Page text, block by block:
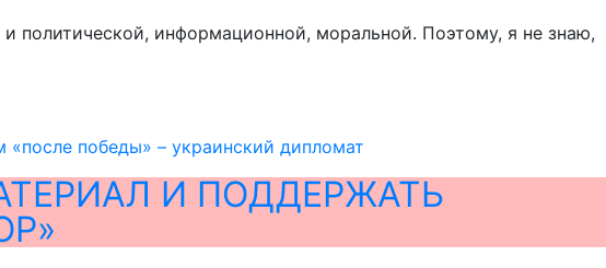
политической, информационной, моральной. Поэтому, я не знаю,
победы» – украинский дипломат
И ПОДДЕРЖАТЬ